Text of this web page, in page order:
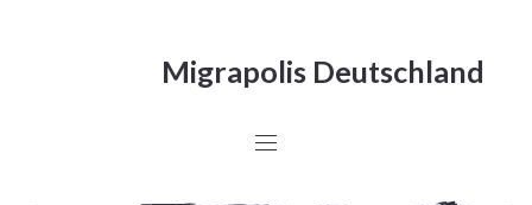
Migrapolis Deutschland